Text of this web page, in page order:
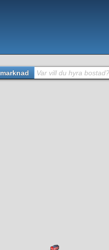
Var vill du hyra bostad?